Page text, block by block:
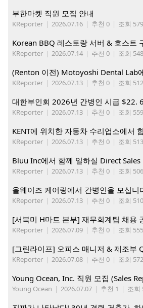
부한마켓 직원 모집 안내
KReporter | 2026.07.16 | 추천 0 | 조회
KReporter | 2026.07.14 | 추천 0 | 조회
KReporter | 2026.07.13 | 추천 0 | 조회
KReporter | 2026.07.13 | 추천 0 | 조회
KReporter | 2026.07.13 | 추천 0 | 조회
Bluu Inc에서 함께 일하실 Direct Sales
KReporter | 2026.07.13 | 추천 0 | 조회
올웨이즈 케어링에서 간병인을 모십니
KReporter | 2026.07.13 | 추천 0 | 조회
KReporter | 2026.07.09 | 추천 0 | 조회
KReporter | 2026.07.08 | 추천 0 | 조회
Young Ocean, Inc. 직원 모집 (Sales
Young Ocean | 2026.07.07 | 추천 1 | 조회